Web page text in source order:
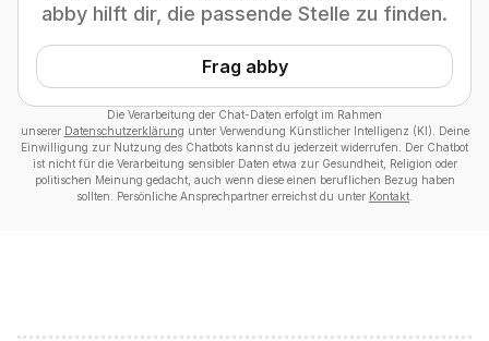
abby hilft dir, die passende Stelle zu finden.
Frag abby
Die Verarbeitung der Chat-Daten erfolgt im Rahmen
unserer Datenschutzerklärung unter Verwendung Künstlicher Intelligenz (KI). Deine
Einwilligung zur Nutzung des Chatbots kannst du jederzeit widerrufen. Der Chatbot
ist nicht für die Verarbeitung sensibler Daten etwa zur Gesundheit, Religion oder
politischen Meinung gedacht, auch wenn diese einen beruflichen Bezug haben
sollten. Persönliche Ansprechpartner erreichst du unter Kontakt